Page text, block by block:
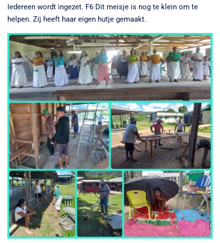
Iedereen wordt ingezet. F6 Dit meisje is nog te klein om te
helpen. Zij heeft haar eigen hutje gemaakt.